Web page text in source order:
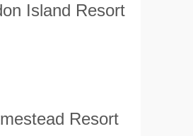
Island Resort
Resort